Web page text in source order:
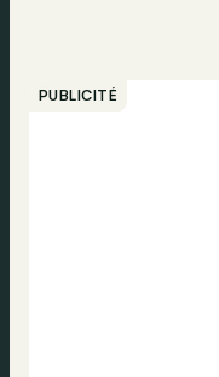
PUBLICITÉ